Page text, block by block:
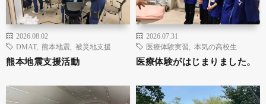
2026.08.02
DMAT, 熊本地震 被災地支援
熊本地震支援活動
2026.07.31
医療体験実習
本気の高校生
医療体験がはじまりました。